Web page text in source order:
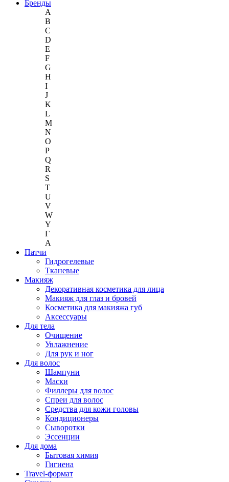
Бренды
A
B
C
D
E
F
G
H
I
J
K
L
M
N
O
P
Q
R
S
T
U
V
W
Y
Г
A
Патчи
Гидрогелевые
Тканевые
Макияж
Декоративная косметика для лица
Макияж для глаз и бровей
Косметика для макияжа губ
Аксессуары
Для тела
Очищение
Увлажнение
Для рук и ног
Для волос
Шампуни
Маски
Филлеры для волос
Спреи для волос
Средства для кожи головы
Кондиционеры
Сыворотки
Эссенции
Для дома
Бытовая химия
Гигиена
Travel-формат